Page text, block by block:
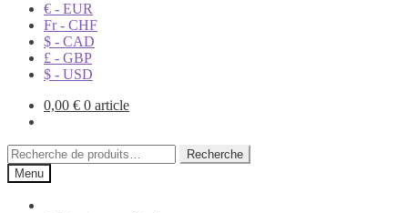
€ - EUR
Fr - CHF
$ - CAD
£ - GBP
$ - USD
0,00 € 0 article
Recherche
pour :
Recherche
Menu